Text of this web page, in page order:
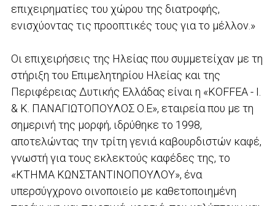
επιχειρηματίες του χώρου της διατροφής,
ενισχύοντας τις προοπτικές τους για το μέλλον.»
Οι επιχειρήσεις της Ηλείας που συμμετείχαν με τη
στήριξη του Επιμελητηρίου Ηλείας και της
Περιφέρειας Δυτικής Ελλάδας είναι η «KOFFEA - Ι.
& Κ. ΠΑΝΑΓΙΩΤΟΠΟΥΛΟΣ Ο.Ε», εταιρεία που με τη
σημερινή της μορφή, ιδρύθηκε το 1998,
αποτελώντας την τρίτη γενιά καβουρδιστών καφέ,
γνωστή για τους εκλεκτούς καφέδες της, το
«ΚΤΗΜΑ ΚΩΝΣΤΑΝΤΙΝΟΠΟΥΛΟΥ», ένα
υπερσύγχρονο οινοποιείο με καθετοποιημένη